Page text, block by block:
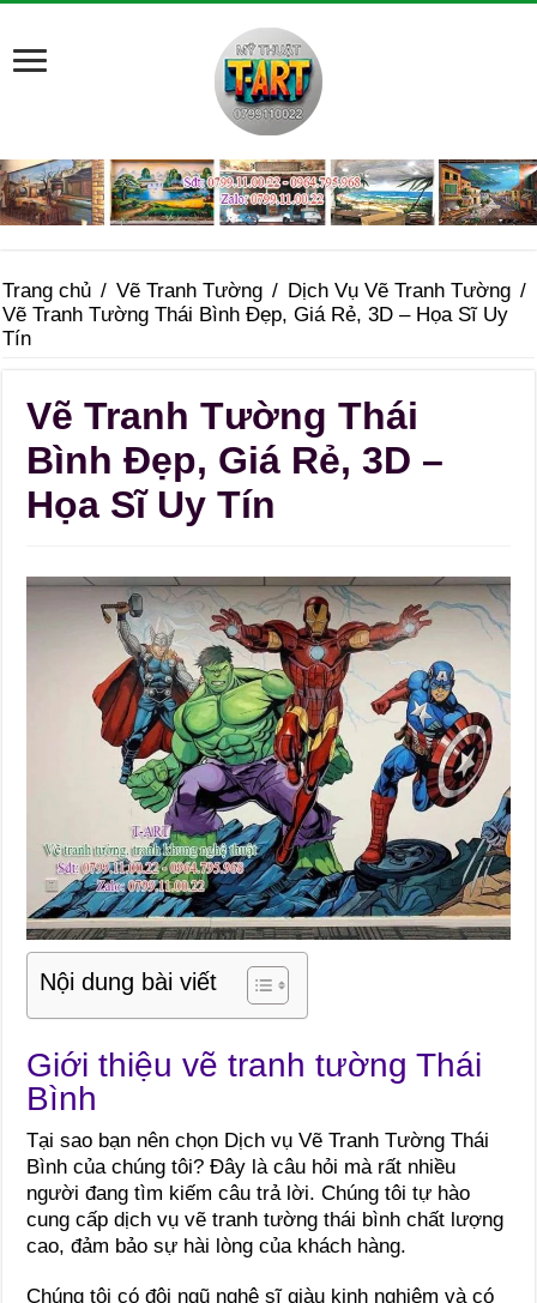
Trang chủ / Vẽ Tranh Tường / Dịch Vụ Vẽ Tranh Tường /
Vẽ Tranh Tường Thái Bình Đẹp, Giá Rẻ, 3D – Họa Sĩ Uy
Tín
Vẽ Tranh Tường Thái
Bình Đẹp, Giá Rẻ, 3D –
Họa Sĩ Uy Tín
Nội dung bài viết
Giới thiệu vẽ tranh tường Thái
Bình
Tại sao bạn nên chọn Dịch vụ Vẽ Tranh Tường Thái
Bình của chúng tôi? Đây là câu hỏi mà rất nhiều
người đang tìm kiếm câu trả lời. Chúng tôi tự hào
cung cấp dịch vụ vẽ tranh tường thái bình chất lượng
cao, đảm bảo sự hài lòng của khách hàng.
Chúng tôi có đội ngũ nghệ sĩ giàu kinh nghiệm và có